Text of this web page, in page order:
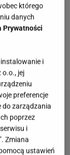
nie
Głos
którego
danych
Prywatności
i
o.o., jej
preferencje
do zarządzania
poprzez
i
Zmiana
ustawień